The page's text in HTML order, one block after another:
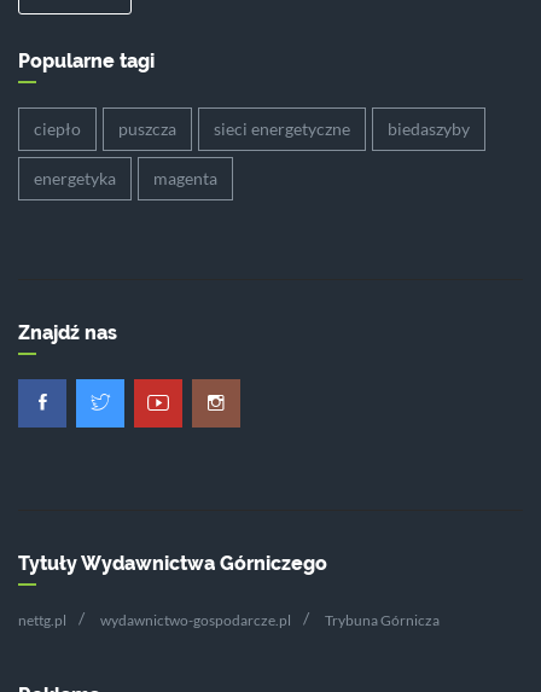
Popularne tagi
ciepło puszcza sieci energetyczne biedaszyby
energetyka magenta
Znajdź nas
Tytuły Wydawnictwa Górniczego
nettg.pl wydawnictwo-gospodarcze.pl Trybuna Górnicza